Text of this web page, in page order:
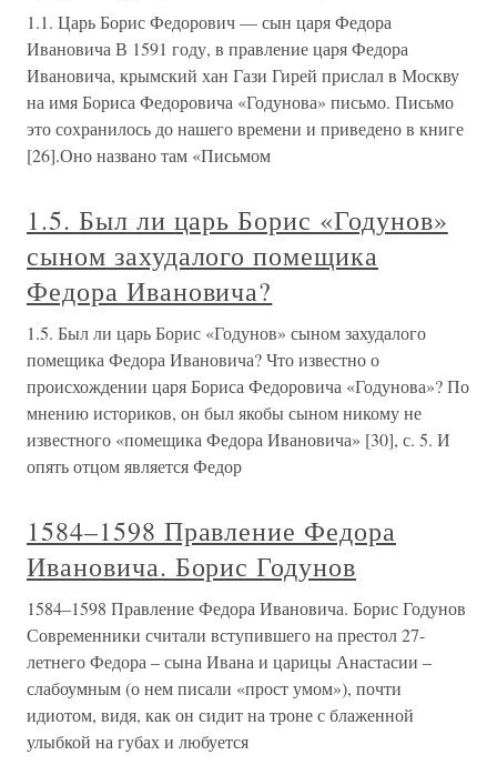
1.1. Царь Борис Федорович — сын царя Федора
Ивановича В 1591 году, в правление царя Федора
Ивановича, крымский хан Гази Гирей прислал в Москву
на имя Бориса Федоровича «Годунова» письмо. Письмо
это сохранилось до нашего времени и приведено в книге
[26].Оно названо там «Письмом
1.5. Был ли царь Борис «Годунов»
сыном захудалого помещика
Федора Ивановича?
1.5. Был ли царь Борис «Годунов» сыном захудалого
помещика Федора Ивановича? Что известно о
происхождении царя Бориса Федоровича «Годунова»? По
мнению историков, он был якобы сыном никому не
известного «помещика Федора Ивановича» [30], с. 5. И
опять отцом является Федор
1584–1598 Правление Федора
Ивановича. Борис Годунов
1584–1598 Правление Федора Ивановича. Борис Годунов
Современники считали вступившего на престол 27-
летнего Федора – сына Ивана и царицы Анастасии –
слабоумным (о нем писали «прост умом»), почти
идиотом, видя, как он сидит на троне с блаженной
улыбкой на губах и любуется